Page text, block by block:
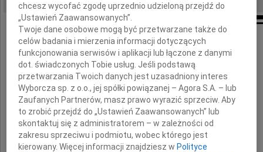
W Panu pokładam nadzieję,
nadzieję żywi moja dusza;
oczekuję na Twe słowo.
Dusza moja oczekuje Pana
bardziej niż strażnicy świtu
(Psalm 130)
chcesz wycofać zgodę uprzednio udzieloną przejdź do
„Ustawień Zaawansowanych”.
Twoje dane osobowe mogą być przetwarzane także do
celów badania i mierzenia informacji dotyczących
funkcjonowania serwisów i aplikacji lub łączone z danymi
dot. świadczonych Tobie usług. Jeśli podstawą
przetwarzania Twoich danych jest uzasadniony interes
Wyborcza sp. z o.o., jej spółki powiązanej – Agora S.A. – lub
Zaufanych Partnerów, masz prawo wyrazić sprzeciw. Aby
to zrobić przejdź do „Ustawień Zaawansowanych” lub
skontaktuj się z administratorem – w zależności od
zakresu sprzeciwu i podmiotu, wobec którego jest
kierowany. Więcej informacji znajdziesz wPolityce